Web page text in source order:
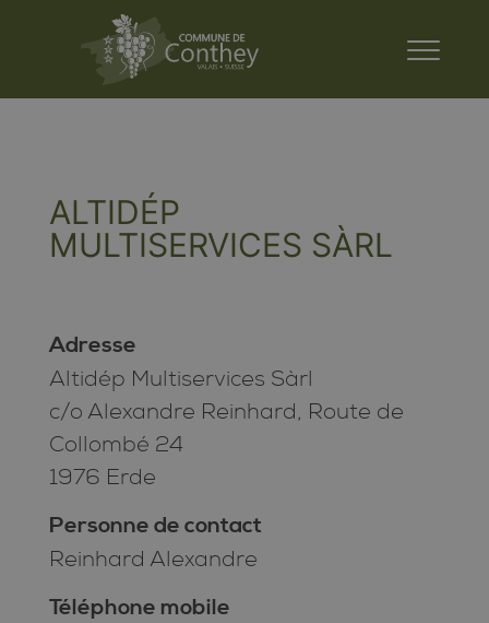
ALTIDÉP
MULTISERVICES SÀRL
Adresse
Altidép Multiservices Sàrl
c/o Alexandre Reinhard, Route de
Collombé 24
1976 Erde
Personne de contact
Reinhard Alexandre
Téléphone mobile